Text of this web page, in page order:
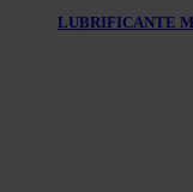
LUBRIFICANTE